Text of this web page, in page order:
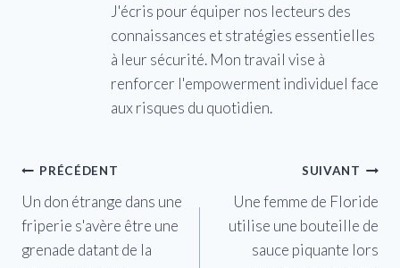
J'écris pour équiper nos lecteurs des
connaissances et stratégies essentielles
à leur sécurité. Mon travail vise à
renforcer l'empowerment individuel face
aux risques du quotidien.
Navigation
de
l’article
PRÉCÉDENT
Un don étrange dans une
friperie s'avère être une
grenade datant de la
SUIVANT
Une femme de Floride
utilise une bouteille de
sauce piquante lors